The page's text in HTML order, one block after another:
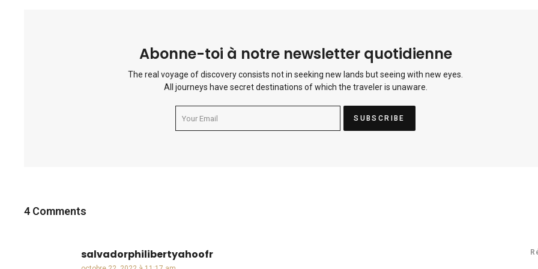
Abonne-toi à notre newsletter quotidienne
The real voyage of discovery consists not in seeking new lands but seeing with new eyes.
All journeys have secret destinations of which the traveler is unaware.
4 Comments
salvadorphilibertyahoofrdit :